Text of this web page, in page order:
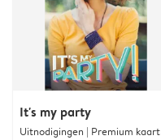
It's my party
Uitnodigingen | Premium kaart